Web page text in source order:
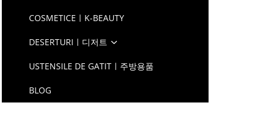
COSMETICEㅣK-BEAUTY
DESERTURIㅣ디저트
USTENSILE DE GATITㅣ주방용품
BLOG